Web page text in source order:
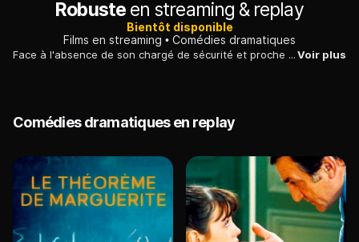
Robusteen streaming & replay
Bientôt disponible
Films en streaming
Comédies dramatiques
Face à l'absence de son chargé de sécurité et proche confident, un ponte du cinéma sur le déclin reprend goût à la vie aux côtés de sa remplaçante.Voir plus
Comédies dramatiques en replay